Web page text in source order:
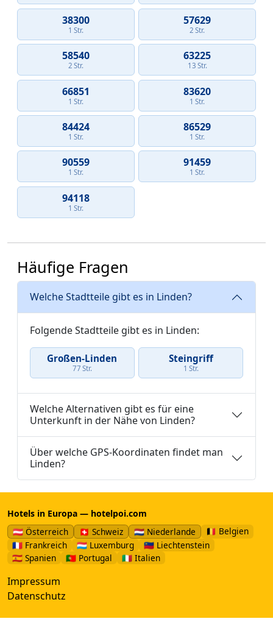
38300
1 Str.
57629
2 Str.
58540
2 Str.
63225
13 Str.
66851
1 Str.
83620
1 Str.
84424
1 Str.
86529
1 Str.
90559
1 Str.
91459
1 Str.
94118
1 Str.
Häufige Fragen
Welche Stadtteile gibt es in Linden?
Folgende Stadtteile gibt es in Linden:
Großen-Linden
77 Str.
Steingriff
1 Str.
Welche Alternativen gibt es für eine
Unterkunft in der Nähe von Linden?
Über welche GPS-Koordinaten findet man
Linden?
Hotels in Europa — hotelpoi.com
🇦🇹 Österreich
🇨🇭 Schweiz 🇳🇱 Niederlande
🇧🇪 Belgien
🇫🇷 Frankreich
🇱🇺 Luxemburg
🇱🇮 Liechtenstein
🇪🇸 Spanien
🇵🇹 Portugal 🇮🇹 Italien
Impressum
Datenschutz